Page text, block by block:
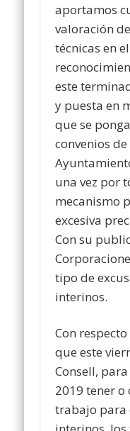
aportamos
valoración
técnicas en
este
y puesta en
que se
convenios
una vez por
mecanismo
excesiva
Con su
tipo de
interinos.
Con respecto
que este
Consell,
2019 tener
trabajo para